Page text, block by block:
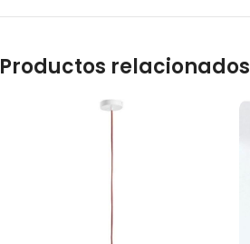
Productos relacionados